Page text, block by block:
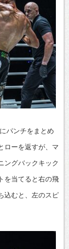
パンチをまとめ
ローを返すが、マ
ングバックキック
を当てると右の飛
込むと、左のスピ